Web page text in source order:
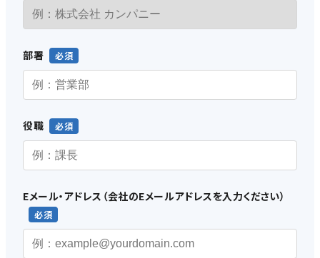
部署
役職
Eメール・アドレス（会社のEメールアドレスを入力ください）